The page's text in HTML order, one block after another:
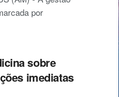
por
sobre
imediatas